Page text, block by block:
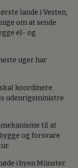
lande i Vesten,
om at sende
el- og
uger har
koordinere
udenrigsministre
til at
og forsvare
i byen Münster.